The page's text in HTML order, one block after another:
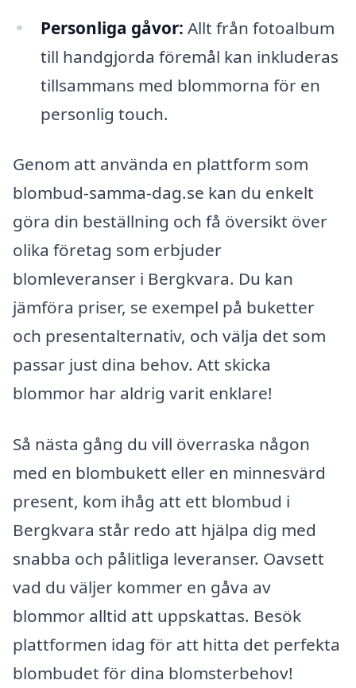
Personliga gåvor: Allt från fotoalbum
till handgjorda föremål kan inkluderas
tillsammans med blommorna för en
personlig touch.
Genom att använda en plattform som
blombud-samma-dag.se kan du enkelt
göra din beställning och få översikt över
olika företag som erbjuder
blomleveranser i Bergkvara. Du kan
jämföra priser, se exempel på buketter
och presentalternativ, och välja det som
passar just dina behov. Att skicka
blommor har aldrig varit enklare!
Så nästa gång du vill överraska någon
med en blombukett eller en minnesvärd
present, kom ihåg att ett blombud i
Bergkvara står redo att hjälpa dig med
snabba och pålitliga leveranser. Oavsett
vad du väljer kommer en gåva av
blommor alltid att uppskattas. Besök
plattformen idag för att hitta det perfekta
blombudet för dina blomsterbehov!